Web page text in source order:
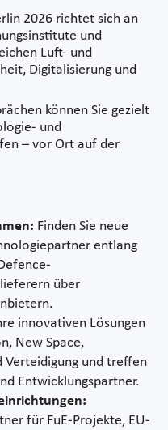
2026 richtet sich an
und
Luft- und
Digitalisierung und
können Sie gezielt
und
– vor Ort auf der
Finden Sie neue
entlang
über
innovativen Lösungen
New Space,
Verteidigung und treffen
Entwicklungspartner.
für FuE-Projekte, EU-